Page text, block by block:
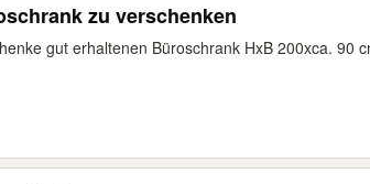
zu verschenken
gut erhaltenen Büroschrank HxB 200xca. 90